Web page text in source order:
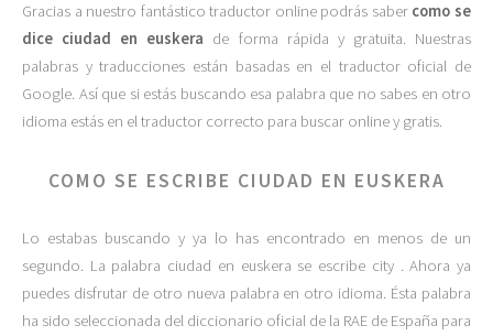
Gracias a nuestro fantástico traductor online podrás saber como se
dice ciudad en euskera de forma rápida y gratuita. Nuestras
palabras y traducciones están basadas en el traductor oficial de
Google. Así que si estás buscando esa palabra que no sabes en otro
idioma estás en el traductor correcto para buscar online y gratis.
COMO SE ESCRIBE CIUDAD EN EUSKERA
Lo estabas buscando y ya lo has encontrado en menos de un
segundo. La palabra ciudad en euskera se escribe city . Ahora ya
puedes disfrutar de otro nueva palabra en otro idioma. Ésta palabra
ha sido seleccionada del diccionario oficial de la RAE de España para